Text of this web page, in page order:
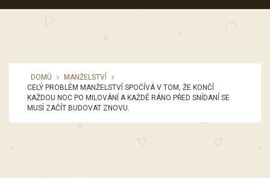
DOMŮ
MANŽELSTVÍ
CELÝ PROBLÉM MANŽELSTVÍ SPOČÍVÁ V TOM, ŽE KONČÍ
KAŽDOU NOC PO MILOVÁNÍ A KAŽDÉ RÁNO PŘED SNÍDANÍ SE
MUSÍ ZAČÍT BUDOVAT ZNOVU.